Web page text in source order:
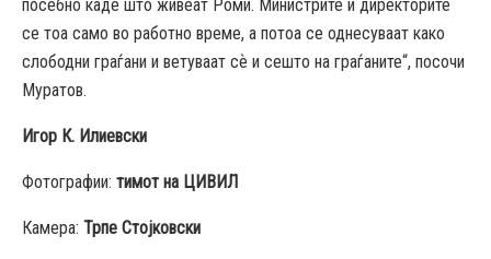
посебно каде што живеат Роми. Министрите и директорите
се тоа само во работно време, а потоа се однесуваат како
слободни граѓани и ветуваат сѐ и сешто на граѓаните“, посочи
Муратов.
Игор К. Илиевски
Фотографии: тимот на ЦИВИЛ
Камера: Трпе Стојковски